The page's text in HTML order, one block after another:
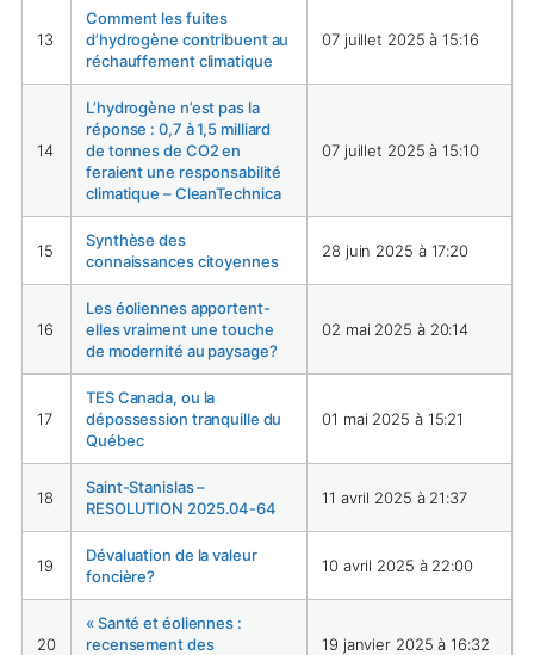
13
Comment les fuites
d’hydrogène contribuent au
réchauffement climatique
07 juillet 2025 à 15:16
14
L’hydrogène n’est pas la
réponse : 0,7 à 1,5 milliard
de tonnes de CO2 en
feraient une responsabilité
climatique – CleanTechnica
07 juillet 2025 à 15:10
15
Synthèse des
connaissances citoyennes
28 juin 2025 à 17:20
16
Les éoliennes apportent-
elles vraiment une touche
de modernité au paysage?
02 mai 2025 à 20:14
17
TES Canada, ou la
dépossession tranquille du
Québec
01 mai 2025 à 15:21
18
Saint-Stanislas –
RESOLUTION 2025.04-64
11 avril 2025 à 21:37
19
Dévaluation de la valeur
foncière?
10 avril 2025 à 22:00
20
« Santé et éoliennes :
recensement des
19 janvier 2025 à 16:32